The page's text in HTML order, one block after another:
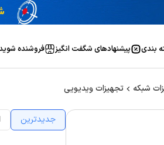
بندی پیشنهاد‌های شگفت انگیز فروشنده
شبکه تجهیزات ویدیویی
جدیدترین